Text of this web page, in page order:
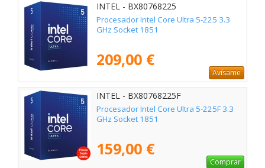
INTEL - BX80768225
Procesador Intel Core Ultra 5-225 3.3
GHz Socket 1851
209,00 €
Avísame
INTEL - BX80768225F
Procesador Intel Core Ultra 5-225F 3.3
GHz Socket 1851
159,00 €
Comprar